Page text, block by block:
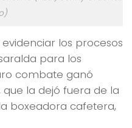
los procesos
para los
combate ganó
la dejó fuera de la
boxeadora cafetera,